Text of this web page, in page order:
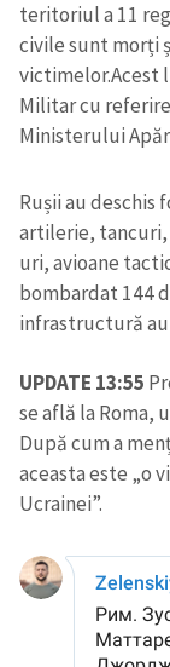
teritoriul a 11
civile sunt morți
victimelor.Acest
Militar cu
Ministerului
Rușii au deschis
artilerie, tancuri,
uri, avioane
bombardat 144
infrastructură
UPDATE 13:55
se află la Roma,
După cum a
aceasta este „o
Ucrainei”.